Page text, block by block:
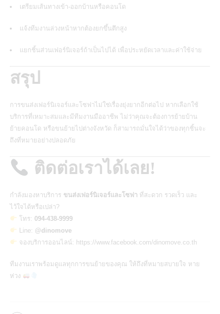
เตรียมเส้นทางเข้า-ออกบ้านหรือคอนโด
แจ้งทีมงานล่วงหน้าหากต้องยกขึ้นตึกสูง
แยกชิ้นส่วนเฟอร์นิเจอร์ถ้าเป็นไปได้ เพื่อประหยัดเวลาและค่าใช้จ่าย
สรุป
การขนส่งเฟอร์นิเจอร์และโซฟาไม่ใช่เรื่องยุ่งยากอีกต่อไป หากเลือกใช้
บริการที่เหมาะสมและมีทีมงานมืออาชีพ ไม่ว่าคุณจะต้องการย้ายบ้าน
ย้ายคอนโด หรือขนย้ายไปต่างจังหวัด ก็สามารถมั่นใจได้ว่าของทุกชิ้นจะ
ถึงที่หมายอย่างปลอดภัย
ติดต่อเราได้เลย!
กำลังมองหาบริการ ขนส่งเฟอร์นิเจอร์และโซฟา ที่สะดวก รวดเร็ว และ
ไว้ใจได้หรือเปล่า?
โทร: 094-438-9999
Line: @dinomove
จองบริการออนไลน์: https://www.facebook.com/dinomove.co.th
ทีมงานเราพร้อมดูแลทุกการขนย้ายของคุณ ให้ถึงที่หมายสบายใจ หาย
ห่วง